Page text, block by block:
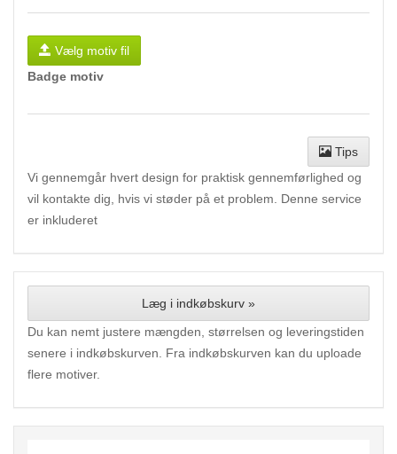
Vælg motiv fil
Badge motiv
Tips
Vi gennemgår hvert design for praktisk gennemførlighed og
vil kontakte dig, hvis vi støder på et problem. Denne service
er inkluderet
Læg i indkøbskurv »
Du kan nemt justere mængden, størrelsen og leveringstiden
senere i indkøbskurven. Fra indkøbskurven kan du uploade
flere motiver.